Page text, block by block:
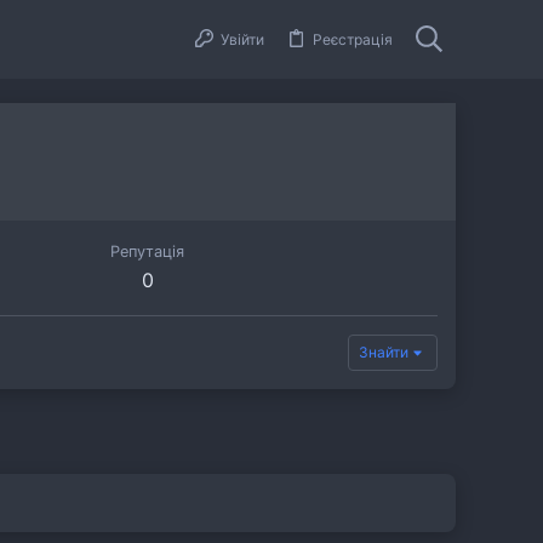
Увійти Реєстрація
Репутація
0
Знайти